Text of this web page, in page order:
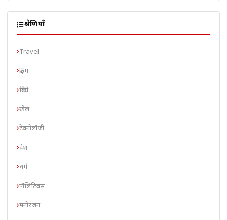
श्रेणियाँ
Travel
क्राइम
क्रिप्टो
खेल
टेक्नोलॉजी
देश
धर्म
पॉलिटिक्स
मनोरंजन